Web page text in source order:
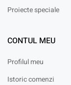
Proiecte speciale
CONTUL MEU
Profilul meu
Istoric comenzi